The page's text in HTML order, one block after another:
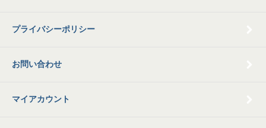
プライバシーポリシー
お問い合わせ
マイアカウント